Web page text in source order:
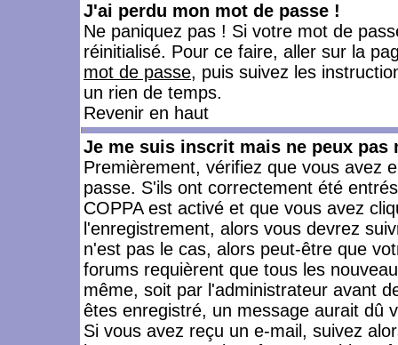
J'ai perdu mon mot de passe !
Ne paniquez pas ! Si votre mot de
réinitialisé. Pour ce faire, aller sur la
mot de passe, puis suivez les
un rien de temps.
Revenir en haut
Je me suis inscrit mais ne peux pas
Premièrement, vérifiez que vous avez
passe. S'ils ont correctement été
COPPA est activé et que vous avez
l'enregistrement, alors vous devrez
n'est pas le cas, alors peut-être que
forums requièrent que tous les
même, soit par l'administrateur avant
êtes enregistré, un message aurait dû
Si vous avez reçu un e-mail, suivez